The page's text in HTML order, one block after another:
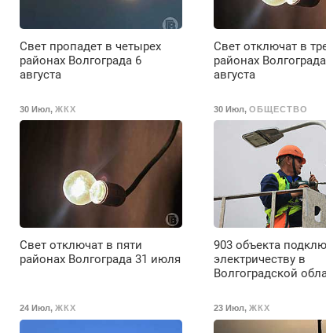
Свет пропадет в четырех
районах Волгограда 6
августа
Свет отключат в
районах
августа
30 Июл,ЖКХ
Свет отключат в пяти
районах Волгограда 31 июля
30 Июл,ОБЩЕСТВО
903 объекта
электричеству в
Волгоградской
24 Июл,ЖКХ 23 Июл,ЖКХ